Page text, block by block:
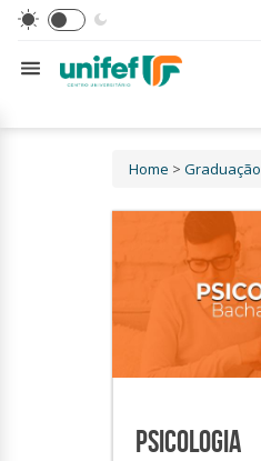
Home > Graduação
PSICOLOGIA